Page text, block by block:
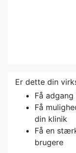
Er dette din
Få
Få
din klinik
Få en
brugere